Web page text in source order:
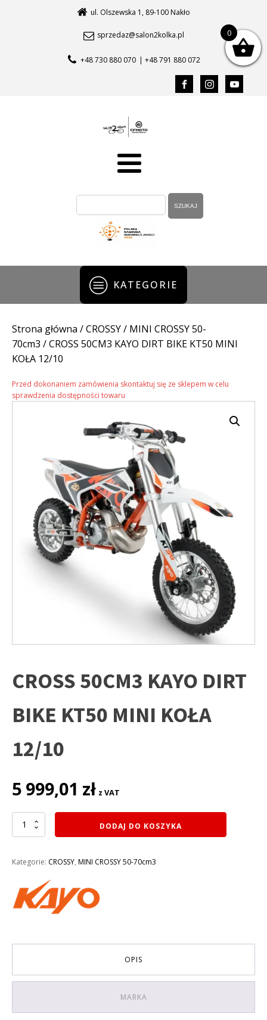
ul. Olszewska 1, 89-100 Nakło
sprzedaz@salon2kolka.pl
+48 730 880 070 | +48 791 880 072
KATEGORIE
Strona główna /CROSSY/ MINI CROSSY 50-
70cm3 / CROSS 50CM3 KAYO DIRT BIKE KT50 MINI
KOŁA 12/10
Przed dokonaniem zamówienia skontaktuj się ze sklepem w celu
sprawdzenia dostępności towaru
CROSS 50CM3 KAYO DIRT
BIKE KT50 MINI KOŁA
12/10
5 999,01 zł z VAT
ilość
CROSS
DIRT
KT50
MINI
DODAJ DO KOSZYKA
Kategorie: CROSSY, MINI CROSSY 50-70cm3
OPIS
MARKA
0